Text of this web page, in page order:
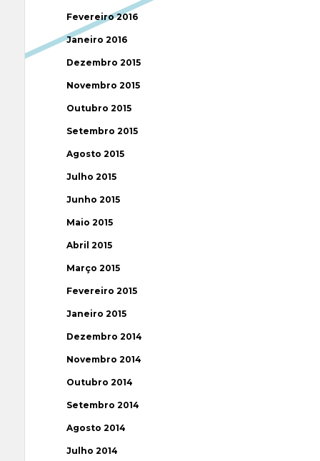
Fevereiro 2016
Janeiro 2016
Dezembro 2015
Novembro 2015
Outubro 2015
Setembro 2015
Agosto 2015
Julho 2015
Junho 2015
Maio 2015
Abril 2015
Março 2015
Fevereiro 2015
Janeiro 2015
Dezembro 2014
Novembro 2014
Outubro 2014
Setembro 2014
Agosto 2014
Julho 2014